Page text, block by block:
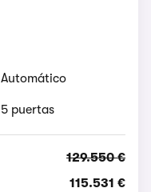
Automático
5 puertas
129.550 €
115.531 €